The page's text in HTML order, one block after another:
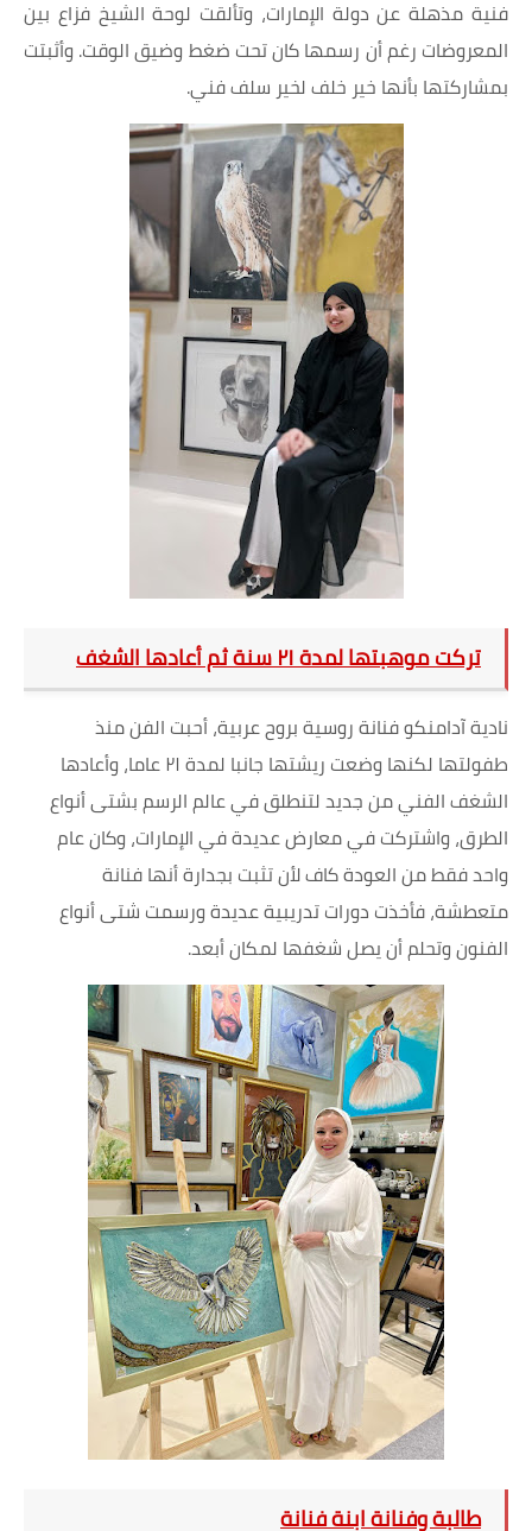
فنية مذهلة عن دولة الإمارات، وتألقت لوحة الشيخ فزاع بين
المعروضات رغم أن رسمها كان تحت ضغط وضيق الوقت. وأثبتت
بمشاركتها بأنها خير خلف لخير سلف فني.
تركت موهبتها لمدة ٢١ سنة ثم أعادها الشغف
نادية آدامنكو فنانة روسية بروح عربية، أحبت الفن منذ
طفولتها لكنها وضعت ريشتها جانبا لمدة ٢١ عاما، وأعادها
الشغف الفني من جديد لتنطلق في عالم الرسم بشتى أنواع
الطرق، واشتركت في معارض عديدة في الإمارات، وكان عام
واحد فقط من العودة كاف لأن تثبت بجدارة أنها فنانة
متعطشة، فأخذت دورات تدريبية عديدة ورسمت شتى أنواع
الفنون وتحلم أن يصل شغفها لمكان أبعد.
طالبة وفنانة ابنة فنانة